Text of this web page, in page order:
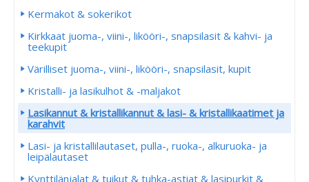
Kermakot & sokerikot
Kirkkaat juoma-, viini-, likööri-, snapsilasit & kahvi- ja
teekupit
Värilliset juoma-, viini-, likööri-, snapsilasit, kupit
Kristalli- ja lasikulhot & -maljakot
Lasikannut & kristallikannut & lasi- & kristallikaatimet ja
karahvit
Lasi- ja kristallilautaset, pulla-, ruoka-, alkuruoka- ja
leipälautaset
Kynttilänjalat & tuikut & tuhka-astiat & lasipurkit &